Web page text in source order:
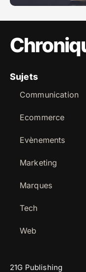
Sujets
Communication
Ecommerce
Evènements
Marketing
Marques
Tech
Web
21G Publishing